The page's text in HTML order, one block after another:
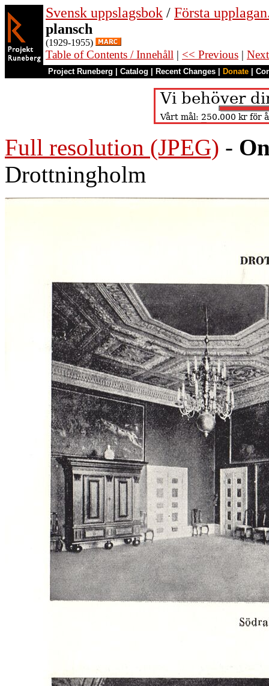
Svensk uppslagsbok / Första
plansch
(1929-1955)
Table of Contents / Innehåll | << Previous |
Project Runeberg Catalog Recent Changes Donate
Full resolution (JPEG) -
Drottningholm